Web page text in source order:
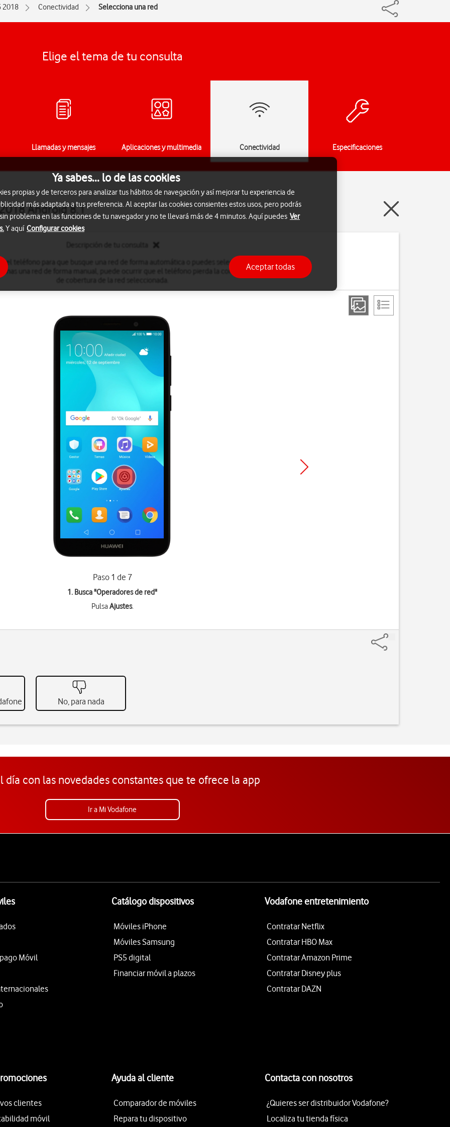
2018 Conectividad Selecciona una red
Elige el tema de tu consulta
Llamadas y mensajes Aplicaciones y multimedia Conectividad Especificaciones
Android 8.1
el teléfono para que busque una red de forma automática o puedes seleccionar una red
una red de forma manual, puede ocurrir que el teléfono pierda la conexión si sales del área
Paso 1 de 7
1. Busca "Operadores de red"
PulsaAjustes.
No, para nada
día con las novedades constantes que te ofrece la app
Ir a Mi Vodafone
Móvil
Catálogo dispositivos
Móviles iPhone
Móviles Samsung
PS5 digital
Financiar móvil a plazos
Vodafone entretenimiento
Contratar Netflix
Contratar HBO Max
Contratar Amazon Prime
Contratar Disney plus
Contratar DAZN
clientes
móvil
Ayuda al cliente
Comparador de móviles
Repara tu dispositivo
Contacta con nosotros
¿Quieres ser distribuidor Vodafone?
Localiza tu tienda física
Ya sabes... lo de las cookies
propias y de terceros para analizar tus hábitos de navegación y así mejorar tu experiencia de
más adaptada a tus preferencia. Al aceptar las cookies consientes estos usos, pero podrás
problema en las funciones de tu navegador y no te llevará más de 4 minutos. Aquí puedes Ver
Y aquí Configurar cookies
Aceptar todas